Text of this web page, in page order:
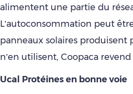
alimentent une partie du
L’autoconsommation peut
panneaux solaires produisent
n’en utilisent, Coopaca
Ucal Protéines en bonne voie